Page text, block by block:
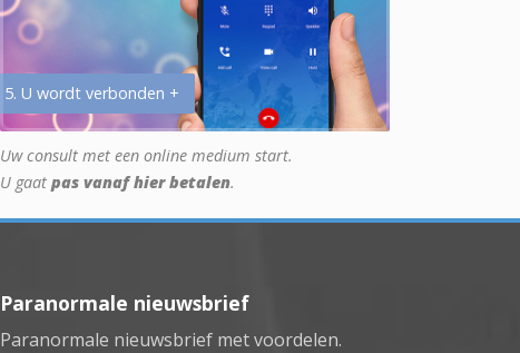
5. U wordt verbonden +
Uw consult met een online medium start.
U gaat pas vanaf hier betalen.
Paranormale nieuwsbrief
Paranormale nieuwsbrief met voordelen.